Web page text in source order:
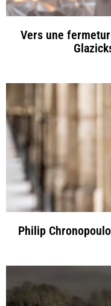
Vers une
Philip